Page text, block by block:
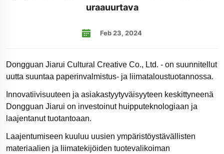
uraauurtava
Feb 23, 2024
Dongguan Jiarui Cultural Creative Co., Ltd. - on suunnitellut
uutta suuntaa paperinvalmistus- ja liimataloustuotannossa.
Innovatiivisuuteen ja asiakastyytyväisyyteen keskittyneenä
Dongguan Jiarui on investoinut huipputeknologiaan ja
laajentanut tuotantoaan.
Laajentumiseen kuuluu uusien ympäristöystävällisten
materiaalien ja liimatekijöiden tuotevalikoiman